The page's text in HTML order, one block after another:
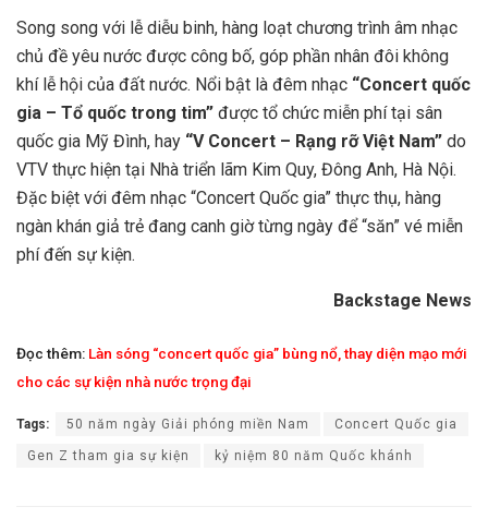
Song song với lễ diễu binh, hàng loạt chương trình âm nhạc
chủ đề yêu nước được công bố, góp phần nhân đôi không
khí lễ hội của đất nước. Nổi bật là đêm nhạc “Concert quốc
gia – Tổ quốc trong tim” được tổ chức miễn phí tại sân
quốc gia Mỹ Đình, hay “V Concert – Rạng rỡ Việt Nam” do
VTV thực hiện tại Nhà triển lãm Kim Quy, Đông Anh, Hà Nội.
Đặc biệt với đêm nhạc “Concert Quốc gia” thực thụ, hàng
ngàn khán giả trẻ đang canh giờ từng ngày để “săn” vé miễn
phí đến sự kiện.
Backstage News
Đọc thêm: Làn sóng “concert quốc gia” bùng nổ, thay diện mạo mới
cho các sự kiện nhà nước trọng đại
Tags: 50 năm ngày Giải phóng miền Nam Concert Quốc gia
Gen Z tham gia sự kiện kỷ niệm 80 năm Quốc khánh